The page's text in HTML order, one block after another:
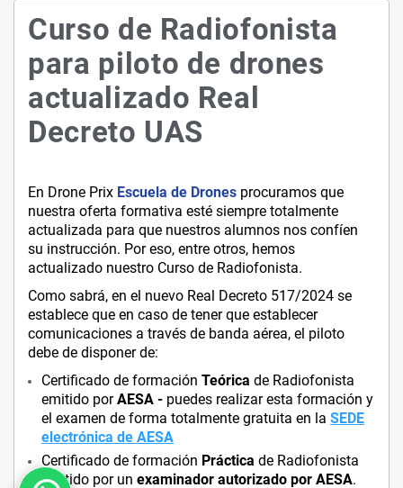
Curso de Radiofonista
para piloto de drones
actualizado Real
Decreto UAS
En Drone Prix Escuela de Drones procuramos que
nuestra oferta formativa esté siempre totalmente
actualizada para que nuestros alumnos nos confíen
su instrucción. Por eso, entre otros, hemos
actualizado nuestro Curso de Radiofonista.
Como sabrá, en el nuevo Real Decreto 517/2024 se
establece que en caso de tener que establecer
comunicaciones a través de banda aérea, el piloto
debe de disponer de:
Certificado de formación Teórica de Radiofonista
emitido porAESA - puedes realizar esta formación y
el examen de forma totalmente gratuita en la SEDE
electrónica de AESA
Certificado de formación Práctica de Radiofonista
emitido por un examinador autorizado por AESA.